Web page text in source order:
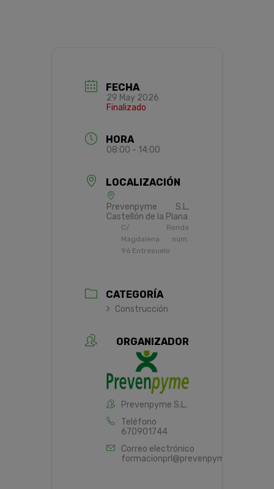
FECHA
29 May 2026
Finalizado
HORA
08:00 - 14:00
LOCALIZACIÓN
Prevenpyme S.L,
Castellón de la Plana
C/ Ronda
Magdalena núm.
96 Entresuelo
CATEGORÍA
Construcción
ORGANIZADOR
Prevenpyme S.L.
Teléfono
670901744
Correo electrónico
formacionprl@prevenpyme.es